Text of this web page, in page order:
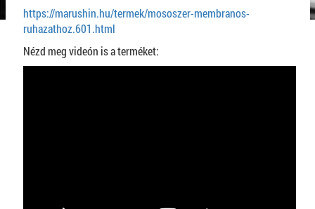
https://marushin.hu/termek/mososzer-membranos-
ruhazathoz.601.html
Nézd meg videón is a terméket: